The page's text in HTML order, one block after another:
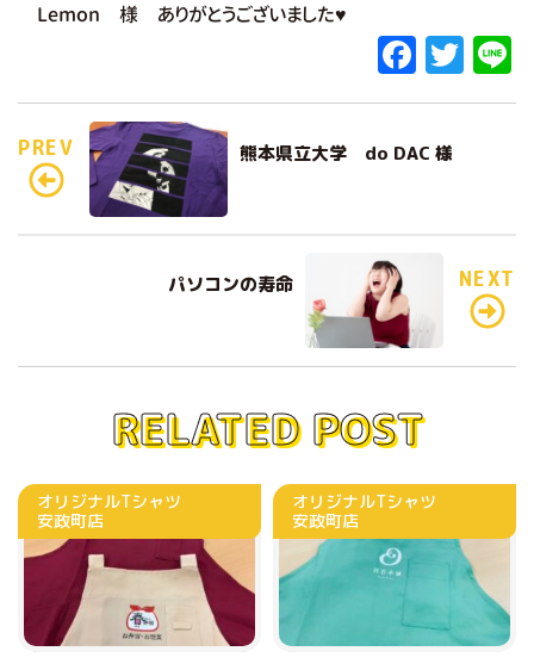
Lemon 様 ありがとうございました♥
F
a
e
k
T
w n
PREV 熊本県立大学 do DAC 様
パソコンの寿命 NEXT
RELATED POST
オリジナルTシャツ
安政町店
オリジナルTシャツ
安政町店